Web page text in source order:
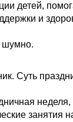
детей,
и
шумно.
Суть
занятия